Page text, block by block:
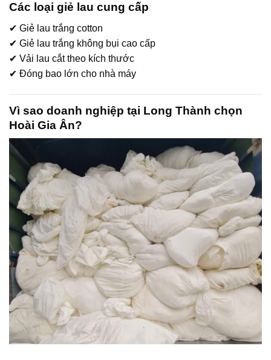
Các loại giẻ lau cung cấp
✔ Giẻ lau trắng cotton
✔ Giẻ lau trắng không bụi cao cấp
✔ Vải lau cắt theo kích thước
✔ Đóng bao lớn cho nhà máy
Vì sao doanh nghiệp tại Long Thành chọn
Hoài Gia Ân?